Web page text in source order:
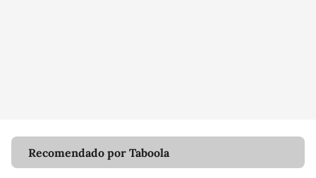
Recomendado por Taboola